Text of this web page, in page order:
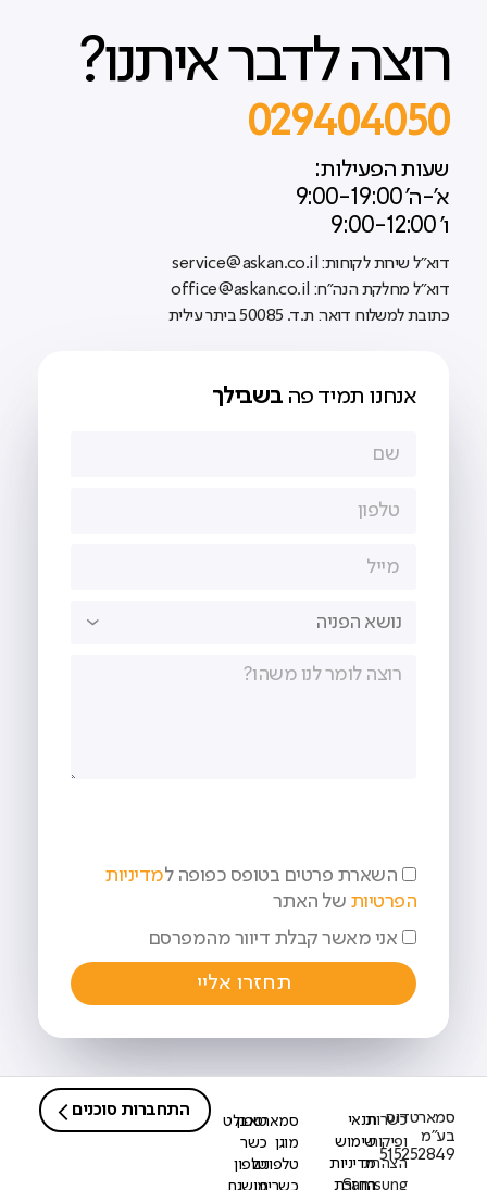
רוצה לדבר איתנו?
029404050
שעות הפעילות:
א'-ה' 9:00-19:00
ו' 9:00-12:00
דוא"ל שירות לקוחות: service@askan.co.il
דוא"ל מחלקת הנה"ח: office@askan.co.il
כתובת למשלוח דואר: ת.ד. 50085 ביתר עילית
אנחנו תמיד פה בשבילך
השארת פרטים בטופס כפופה למדיניות
הפרטיות של האתר
אני מאשר קבלת דיוור מהמפרסם
תחזרו אליי
סמארטדוס
בע"מ
515252849
כשרות
ופיקוח
הצהרת
Samsung
תנאי
שימוש
מדיניות
החזרת
סמארטפון
מוגן
טלפונים
טאבלט
כשר
טלפון
התחברות סוכנים